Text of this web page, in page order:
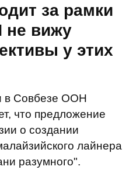
за рамки
не вижу
у этих
в Совбезе ООН
что предложение
о создании
лайнера
разумного".